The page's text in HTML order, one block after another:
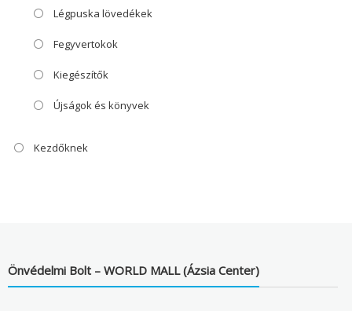
Légpuska lövedékek
Fegyvertokok
Kiegészítők
Újságok és könyvek
Kezdőknek
Önvédelmi Bolt – WORLD MALL (Ázsia Center)